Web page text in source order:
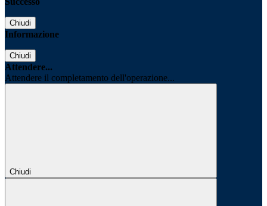
Chiudi
Informazione
Chiudi
Attendere...
Attendere il completamento dell'operazione...
Chiudi